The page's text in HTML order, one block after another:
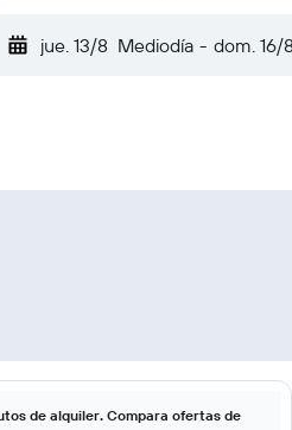
jue. 13/8 Mediodía - dom. 16/
de alquiler. Compara ofertas de